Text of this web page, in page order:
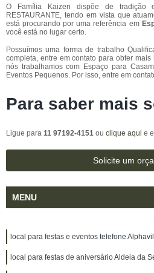
O Família Kaizen dispõe de tradição
RESTAURANTE, tendo em vista que
está procurando por uma referência em
você está no lugar certo.
Possuímos uma forma de trabalho
completa, entre em contato para obter
nós trabalhamos com Espaço para
Eventos Pequenos. Por isso, entre em
Para saber mais
Ligue para 11 97192-4151 ou clique aqui e
Solicite um
MENU
local para festas e eventos telefone
local para festas de aniversário Aldeia da